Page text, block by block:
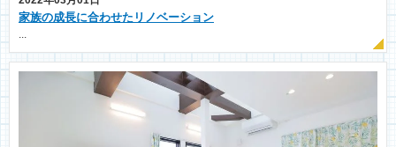
家族の成長に合わせたリノベーション
...